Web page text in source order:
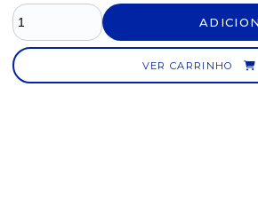
VER CARRINHO